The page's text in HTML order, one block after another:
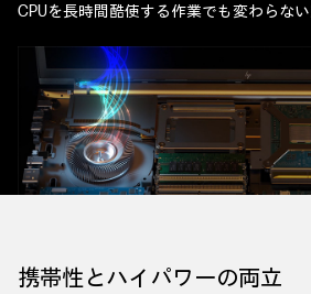
CPUを長時間酷使する作業でも変わらない
携帯性とハイパワーの両立